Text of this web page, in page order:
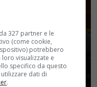
327 partner e le
(come cookie,
potrebbero
visualizzate e
specifico da questo
dati di
.